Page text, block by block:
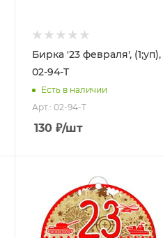
Бирка '23 февраля', (1;уп),
02-94-T
Есть в наличии
Арт.: 02-94-T
130₽/шт